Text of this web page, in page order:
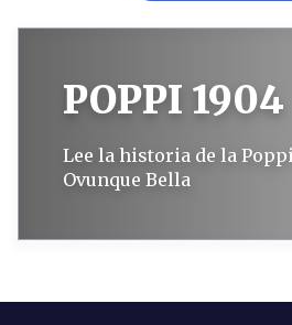
POPPI 1904
Lee la historia de la
Ovunque Bella